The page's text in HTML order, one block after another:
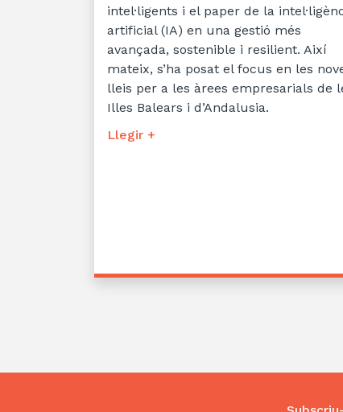
intel·ligents i el paper de la
artificial (IA) en una gestió més
avançada, sostenible i resilient. Així
mateix, s’ha posat el focus en les
lleis per a les àrees empresarials de
Illes Balears i d’Andalusia.
Llegir +